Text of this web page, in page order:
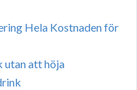
Hela Kostnaden för
utan att höja